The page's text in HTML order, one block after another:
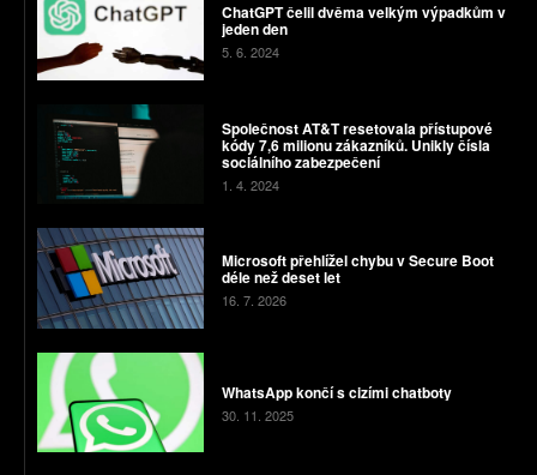
ChatGPT čelil dvěma velkým výpadkům v
jeden den
5. 6. 2024
Společnost AT&T resetovala přístupové
kódy 7,6 milionu zákazníků. Unikly čísla
sociálního zabezpečení
1. 4. 2024
Microsoft přehlížel chybu v Secure Boot
déle než deset let
16. 7. 2026
WhatsApp končí s cizími chatboty
30. 11. 2025